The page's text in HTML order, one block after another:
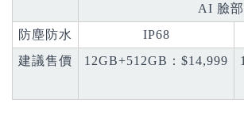
AI 臉
防塵防水
IP68
建議售價
12GB+512GB：$14,999